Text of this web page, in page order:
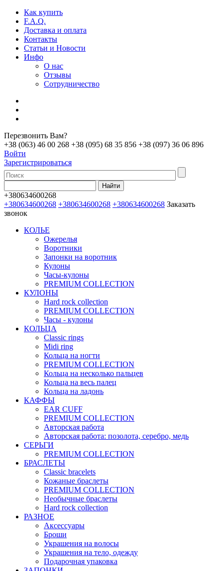
Как купить
F.A.Q.
Доставка и оплата
Контакты
Статьи и Новости
Инфо
О нас
Отзывы
Сотрудничество
Перезвонить Вам?
+38 (063) 46 00 268 +38 (095) 68 35 856 +38 (097) 36 06 896
Войти
Зарегистрироваться
+380634600268
+380634600268 +380634600268 +380634600268 Заказать
звонок
КОЛЬЕ
Ожерелья
Воротники
Запонки на воротник
Кулоны
Часы-кулоны
PREMIUM COLLECTION
КУЛОНЫ
Hard rock collection
PREMIUM COLLECTION
Часы - кулоны
КОЛЬЦА
Classic rings
Midi ring
Кольца на ногти
PREMIUM COLLECTION
Кольца на несколько пальцев
Кольца на весь палец
Кольца на ладонь
КАФФЫ
EAR CUFF
PREMIUM COLLECTION
Авторская работа
Авторская работа: позолота, серебро, медь
СЕРЬГИ
PREMIUM COLLECTION
БРАСЛЕТЫ
Classic bracelets
Кожаные браслеты
PREMIUM COLLECTION
Необычные браслеты
Hard rock collection
РАЗНОЕ
Аксессуары
Броши
Украшения на волосы
Украшения на тело, одежду
Подарочная упаковка